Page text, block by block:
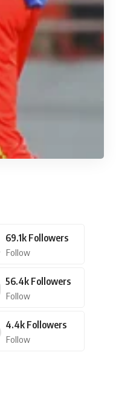
69.1k Followers
Follow
56.4k Followers
Follow
4.4k Followers
Follow